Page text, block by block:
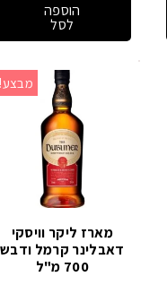
הוספה
לסל
מבצע!
מארז ליקר וויסקי
דאבלינר קרמל ודבש
700 מ"ל